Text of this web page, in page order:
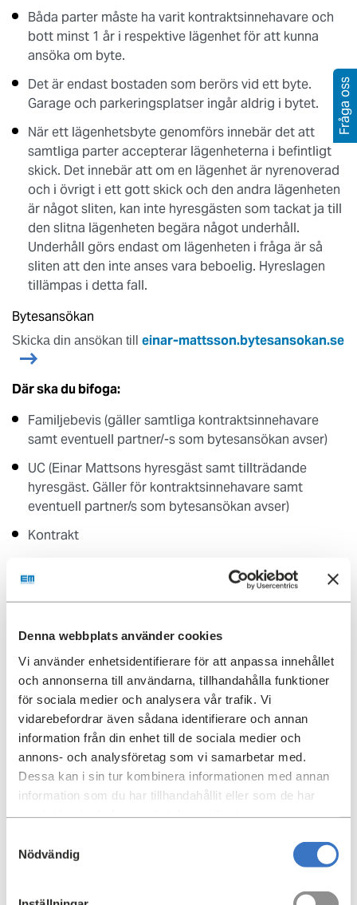
Denna webbplats använder cookies
Vi använder enhetsidentifierare för att anpassa innehållet
och annonserna till användarna, tillhandahålla funktioner
för sociala medier och analysera vår trafik. Vi
vidarebefordrar även sådana identifierare och annan
information från din enhet till de sociala medier och
annons- och analysföretag som vi samarbetar med.
Dessa kan i sin tur kombinera informationen med annan
information som du har tillhandahållit eller som de har
Nödvändig
Båda parter måste ha varit kontraktsinnehavare och
bott minst 1 år i respektive lägenhet för att kunna
ansöka om byte.
Det är endast bostaden som berörs vid ett byte.
Garage och parkeringsplatser ingår aldrig i bytet.
När ett lägenhetsbyte genomförs innebär det att
samtliga parter accepterar lägenheterna i befintligt
skick. Det innebär att om en lägenhet är nyrenoverad
och i övrigt i ett gott skick och den andra lägenheten
är något sliten, kan inte hyresgästen som tackat ja till
den slitna lägenheten begära något underhåll.
Underhåll görs endast om lägenheten i fråga är så
sliten att den inte anses vara beboelig. Hyreslagen
tillämpas i detta fall.
Bytesansökan
Skicka din ansökan till einar-mattsson.bytesansokan.se
Där ska du bifoga:
Familjebevis (gäller samtliga kontraktsinnehavare
samt eventuell partner/-s som bytesansökan avser)
UC (Einar Mattsons hyresgäst samt tillträdande
hyresgäst. Gäller för kontraktsinnehavare samt
eventuell partner/s som bytesansökan avser)
Kontrakt
kontraktsinnehavare samt eventuell partner/-s som
bytesansökan avser)
Tre senaste lönespecifikationerna (tillträdande
partner/-s som bytesansökan avser)
Handläggningen av bytesärendet tar ca 3 månader.
Handläggningstiden påbörjas först då bytesansökan är
komplett med samtliga dokument. Om du inkommer
med din ansökan under sommarens semesterveckor kan
det ta några veckor innan handläggningen påbörjas.
bytesansökan och att du, och de du byter med,
ansökan. Du får skriva på en sanningsförsäkran. Att
Fråga oss